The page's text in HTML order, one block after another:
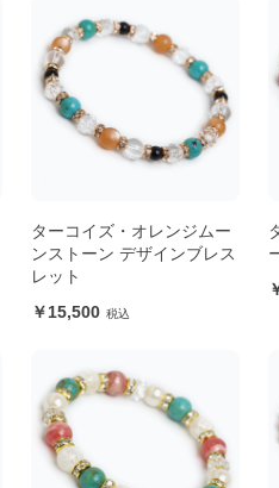
ターコイズ・オレンジムー
ンストーン デザインブレス
レット
15,500